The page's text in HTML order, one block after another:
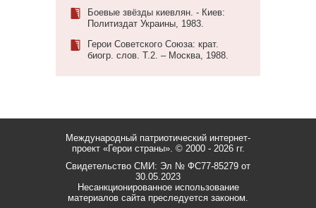
Боевые звёзды киевлян. - Киев:
Политиздат Украины, 1983.
Герои Советского Союза: крат.
биогр. слов. Т.2. – Москва, 1988.
Международный патриотический интернет-
проект «Герои страны». © 2000 - 2026 гг.
Свидетельство СМИ: Эл № ФС77-85279 от
30.05.2023
Несанкционированное использование
материалов сайта преследуется законом.